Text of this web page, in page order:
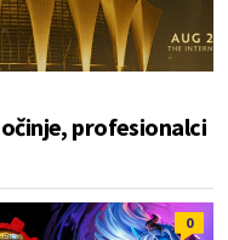
profesionalci
0